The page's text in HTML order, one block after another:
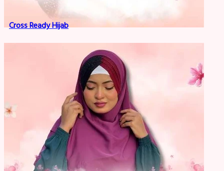
Cross Ready Hijab